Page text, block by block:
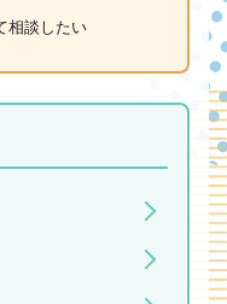
相談したい